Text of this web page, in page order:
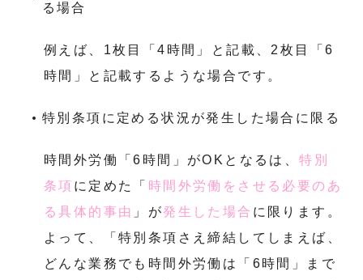
る場合
例えば、1枚目「4時間」と記載、2枚目「6
時間」と記載するような場合です。
特別条項に定める状況が発生した場合に限る
時間外労働「6時間」がOKとなるは、特別
条項 に定めた「 時間外労働をさせる必要のあ
る具体的事由 」が発生した場合 に限ります。
よって、「特別条項さえ締結してしまえば、
どんな業務でも時間外労働は「6時間」まで